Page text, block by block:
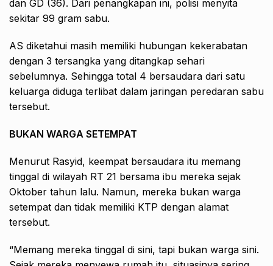
dan GD (36). Dari penangkapan ini, polisi menyita
sekitar 99 gram sabu.
AS diketahui masih memiliki hubungan kekerabatan
dengan 3 tersangka yang ditangkap sehari
sebelumnya. Sehingga total 4 bersaudara dari satu
keluarga diduga terlibat dalam jaringan peredaran sabu
tersebut.
BUKAN WARGA SETEMPAT
Menurut Rasyid, keempat bersaudara itu memang
tinggal di wilayah RT 21 bersama ibu mereka sejak
Oktober tahun lalu. Namun, mereka bukan warga
setempat dan tidak memiliki KTP dengan alamat
tersebut.
“Memang mereka tinggal di sini, tapi bukan warga sini.